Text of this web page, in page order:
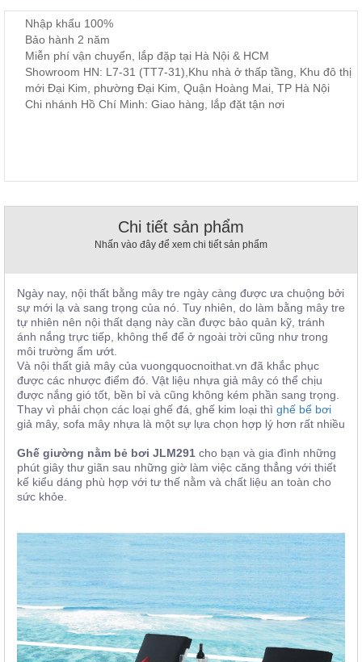
Công,
Vườn
Trang
Nội
Thất
Nhà
Hàng
Hàng
Nhập khẩu 100%
Bảo hành 2 năm
Miễn phí vận chuyển, lắp đặp tại Hà Nội & HCM
Showroom HN: L7-31 (TT7-31),Khu nhà ở thấp tầng, Khu đô thị
mới Đại Kim, phường Đại Kim, Quận Hoàng Mai, TP Hà Nội
Chi nhánh Hồ Chí Minh: Giao hàng, lắp đặt tận nơi
Chi tiết sản phẩm
Nhấn vào đây để xem chi tiết sản phẩm
Ngày nay, nội thất bằng mây tre ngày càng được ưa chuộng bởi
sự mới lạ và sang trọng của nó. Tuy nhiên, do làm bằng mây tre
tự nhiên nên nội thất dạng này cần được bảo quản kỹ, tránh
ánh nắng trực tiếp, không thể để ở ngoài trời cũng như trong
môi trường ẩm ướt.
Và nội thất giả mây của vuongquocnoithat.vn đã khắc phục
được các nhược điểm đó. Vật liệu nhựa giả mây có thể chịu
được nắng gió tốt, bền bỉ và cũng không kém phần sang trọng.
Thay vì phải chọn các loại ghế đá, ghế kim loại thì ghế bể bơi
giả mây, sofa mây nhựa là một sự lựa chọn hợp lý hơn rất nhiều
Ghế giường nằm bẻ bơi JLM291 cho bạn và gia đình những
phút giây thư giãn sau những giờ làm việc căng thẳng với thiết
kế kiểu dáng phù hợp với tư thế nằm và chất liệu an toàn cho
sức khỏe.